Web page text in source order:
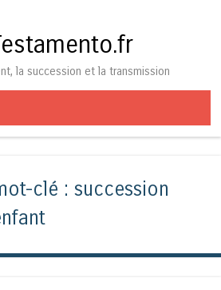
la succession et la transmission
clé : succession